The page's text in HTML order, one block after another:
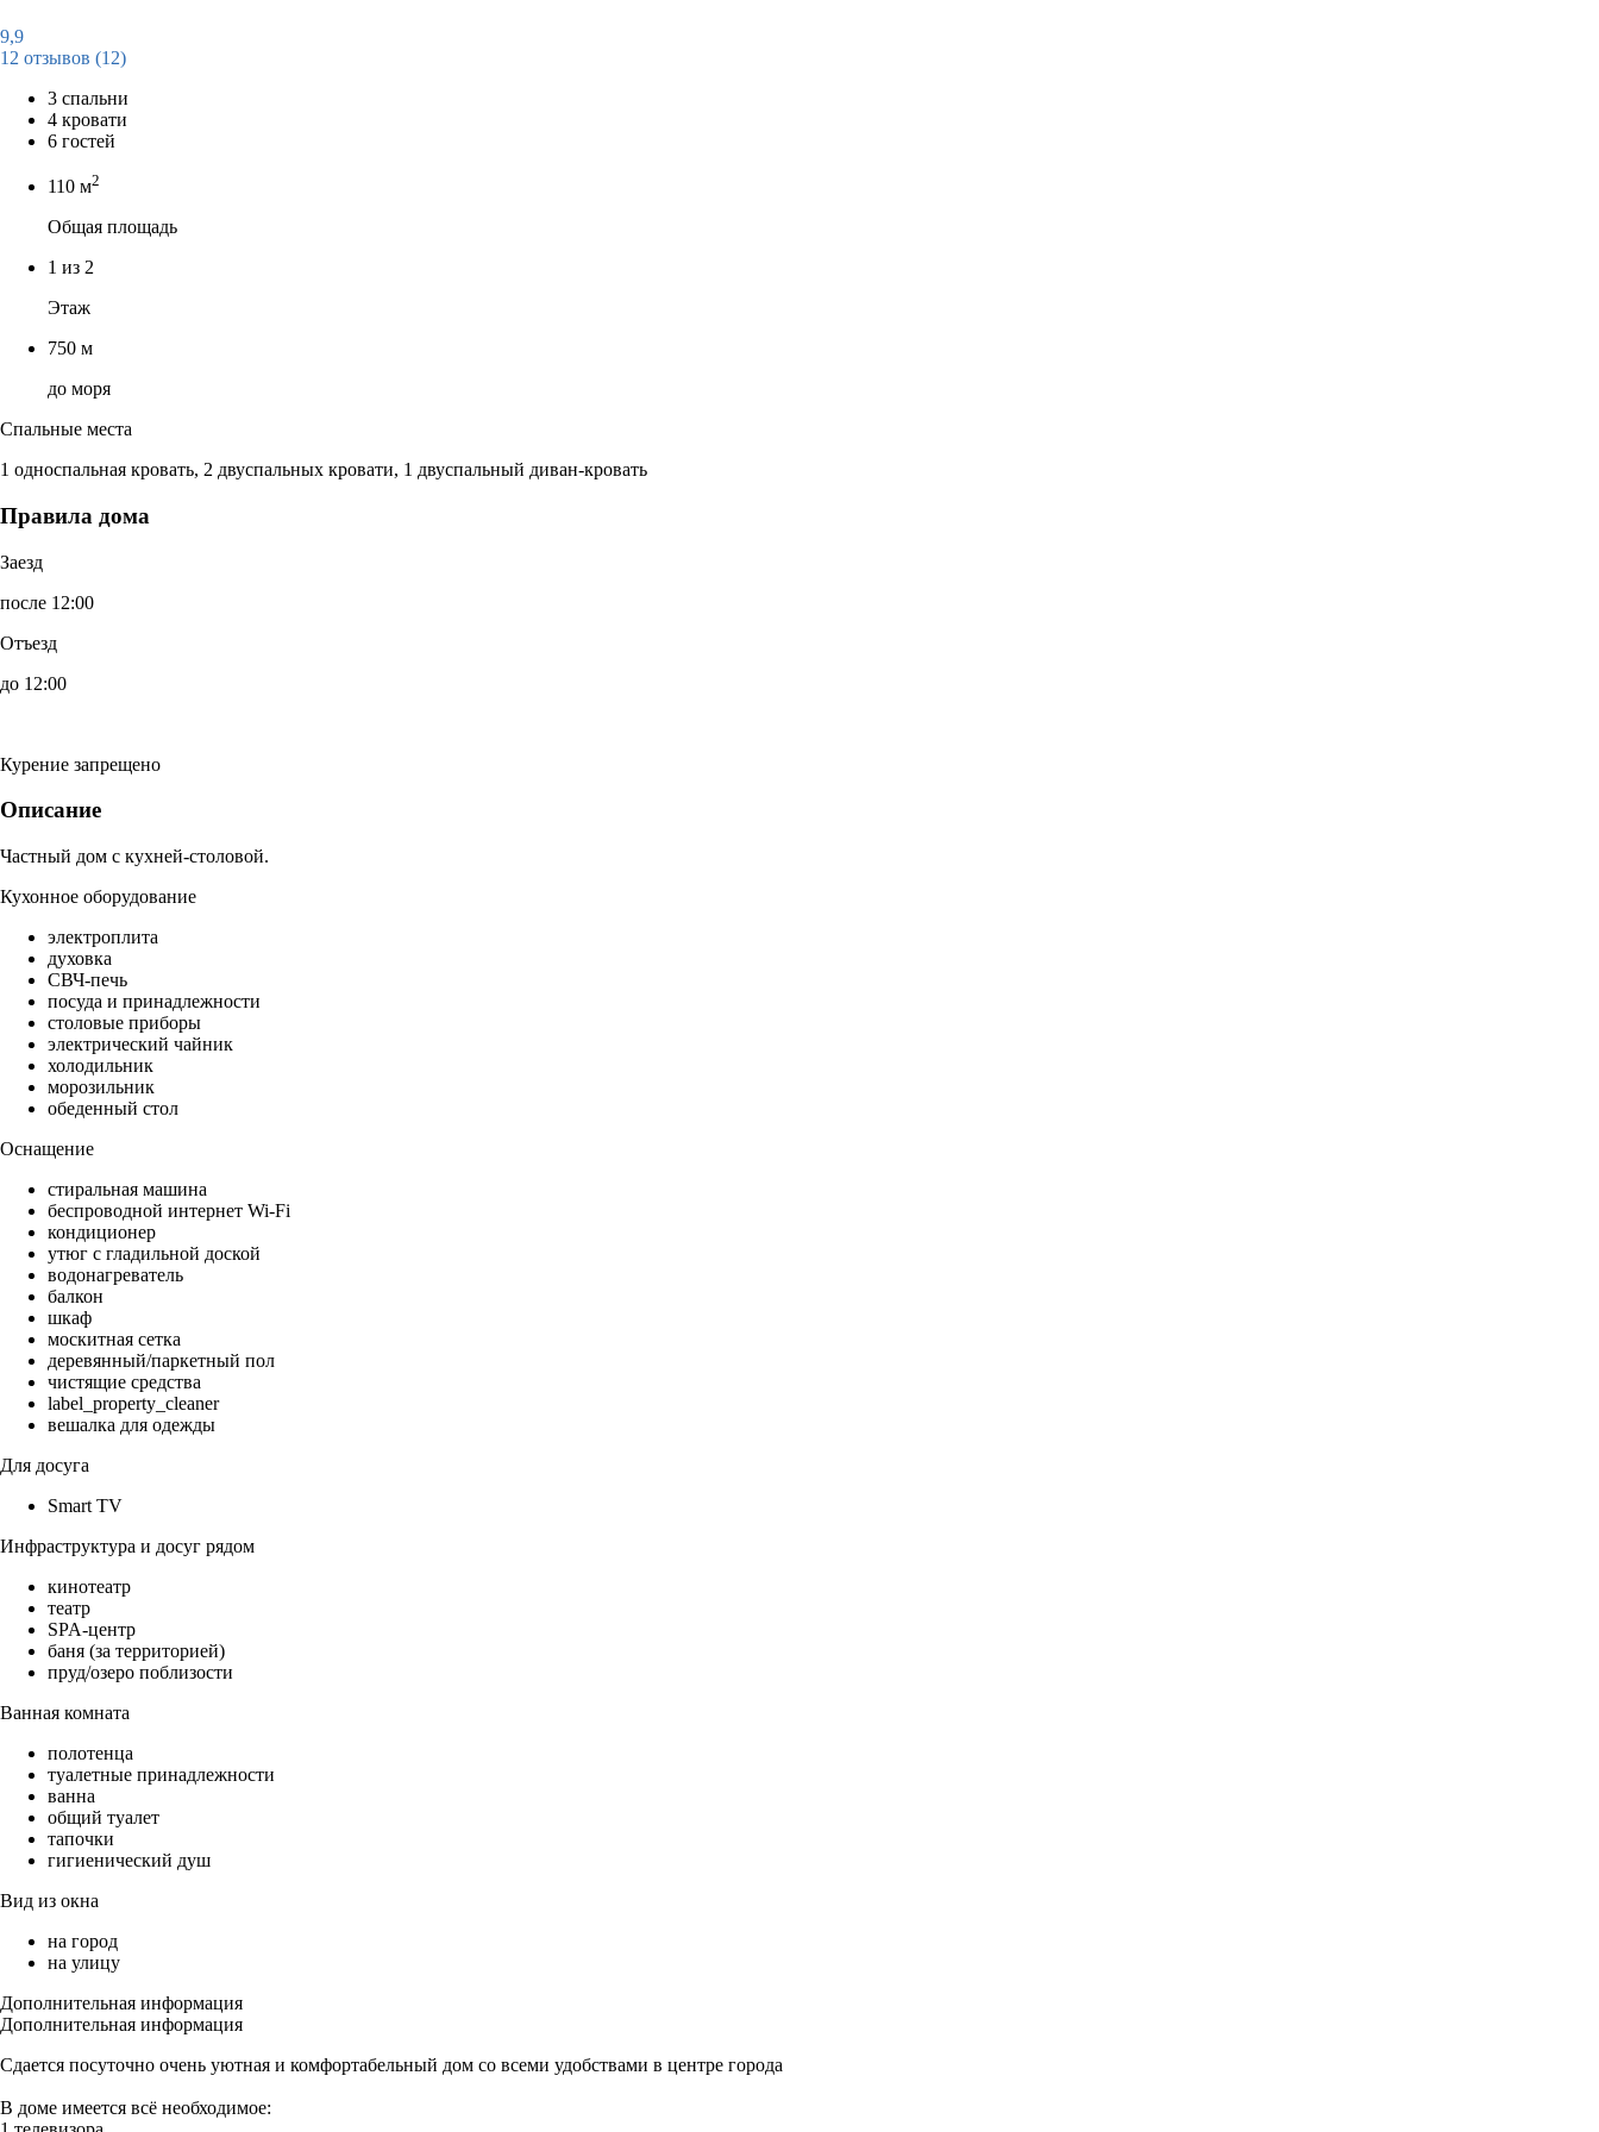
9,9
12 отзывов (12)
3 спальни
4 кровати
6 гостей
110 м2
Общая площадь
1 из 2
Этаж
750 м
до моря
Спальные места
1 односпальная кровать, 2 двуспальных кровати, 1 двуспальный диван-кровать
Правила дома
Заезд
после 12:00
Отъезд
до 12:00
Курение запрещено
Описание
Частный дом с кухней-столовой.
Кухонное оборудование
электроплита
духовка
СВЧ-печь
посуда и принадлежности
столовые приборы
электрический чайник
холодильник
морозильник
обеденный стол
Оснащение
стиральная машина
беспроводной интернет Wi-Fi
кондиционер
утюг с гладильной доской
водонагреватель
балкон
шкаф
москитная сетка
деревянный/паркетный пол
чистящие средства
label_property_cleaner
вешалка для одежды
Для досуга
Smart TV
Инфраструктура и досуг рядом
кинотеатр
театр
SPA-центр
баня (за территорией)
пруд/озеро поблизости
Ванная комната
полотенца
туалетные принадлежности
ванна
общий туалет
тапочки
гигиенический душ
Вид из окна
на город
на улицу
Дополнительная информация
Дополнительная информация
Сдается посуточно очень уютная и комфортабельный дом со всеми удобствами в центре города
В доме имеется всё необходимое: